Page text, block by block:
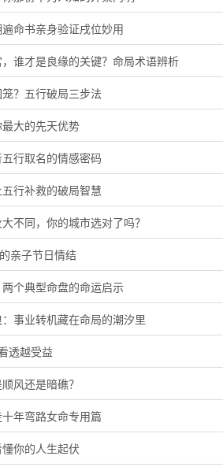
命书亲身验证戌位妙用
谁才是良缘的关键？命局术语辨析
？五行破局三步法
大的先天优势
行取名的情感密码
行补救的破局智慧
不同，你的城市选对了吗？
亲子节日情结
个典型命盘的命运启示
事业转机藏在命局的潮汐里
透越受益
风还是暗礁？
年弯路女命专用篇
你的人生起伏